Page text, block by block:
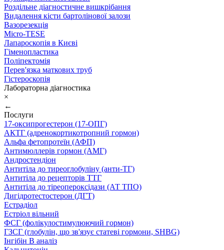
Роздільне діагностичне вишкрібання
Видалення кісти бартолінової залози
Вазорезекція
Micro-TESE
Лапароскопія в Києві
Гіменопластика
Поліпектомія
Перев'язка маткових труб
Гістероскопія
Лабораторна діагностика
×
←
Послуги
17-оксипрогестерон (17-ОПГ)
АКТГ (адренокортикотропний гормон)
Альфа фетопротеїн (АФП)
Антимюллерів гормон (АМГ)
Андростендіон
Антитіла до тиреоглобуліну (анти-ТГ)
Антитіла до рецепторів ТТГ
Антитіла до тіреопероксідази (АТ ТПО)
Дигідротестостерон (ДГТ)
Естрадіол
Естріол вільний
ФСГ (фолікулостимулюючий гормон)
ГЗСГ (глобулін, що зв'язує статеві гормони, SHBG)
Інгібін B аналіз